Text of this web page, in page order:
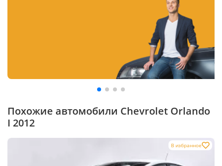
Похожие автомобили Chevrolet Orlando
I 2012
В избранное